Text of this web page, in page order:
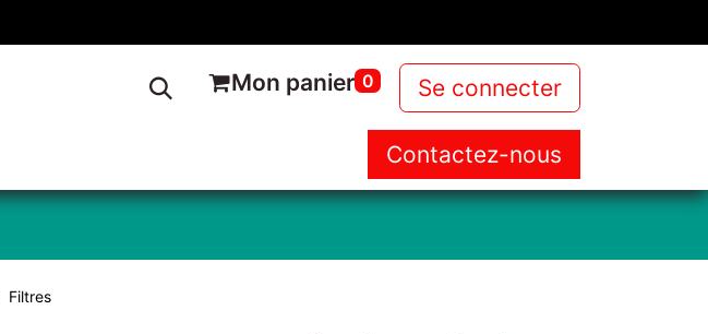
Mon panier 0 Se connecter
NOS PRODUITS NEWS
Contactez-nous
Filtres